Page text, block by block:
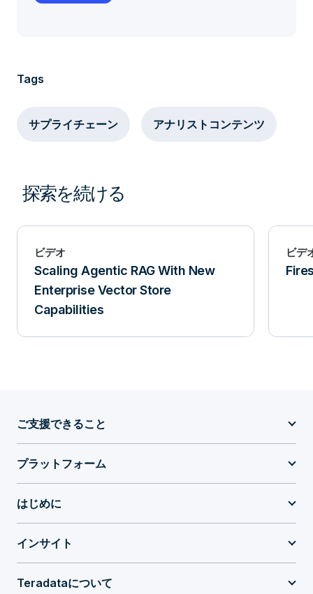
Tags
サプライチェーン アナリストコンテンツ
探索を続ける
ビデオ
Scaling Agentic RAG With New
Enterprise Vector Store
Capabilities
ビデ
ご支援できること
プラットフォーム
はじめに
インサイト
Teradataについて